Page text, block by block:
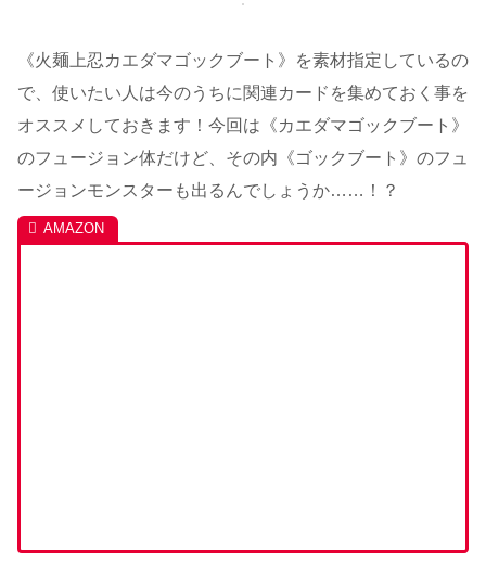
《火麺上忍カエダマゴックブート》を素材指定しているの
で、使いたい人は今のうちに関連カードを集めておく事を
オススメしておきます！今回は《カエダマゴックブート》
のフュージョン体だけど、その内《ゴックブート》のフュ
ージョンモンスターも出るんでしょうか……！？